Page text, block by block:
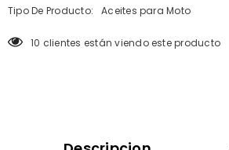
producto
producto
Tipo De Producto:
Aceites para Moto
14 clientes están viendo este producto